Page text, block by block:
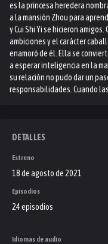
es la princesa heredera
a la mansión Zhou para
y Cui Shi Yi se hicieron
ambiciones y el carácter
enamoró de él. Ella se
a esperar inteligencia en la
su relación no pudo dar un
responsabilidades. Cuando
DETALLES
Estreno
18 de agosto de 2021
Episodios
24 episodios
Idiomas de audio